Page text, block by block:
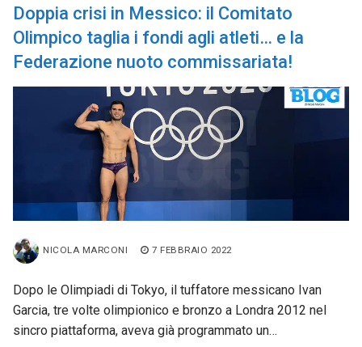
Doppia crisi in Messico: il Comitato
Olimpico taglia i fondi agli atleti… e la
Federazione nuoto commissariata!
NICOLA MARCONI 7 FEBBRAIO 2022
Dopo le Olimpiadi di Tokyo, il tuffatore messicano Ivan
Garcia, tre volte olimpionico e bronzo a Londra 2012 nel
sincro piattaforma, aveva già programmato un…